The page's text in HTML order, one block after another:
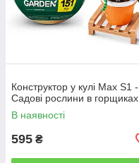
Конструктор у кулі Max S1 -
Садові рослини в горщиках
В наявності
595 ₴